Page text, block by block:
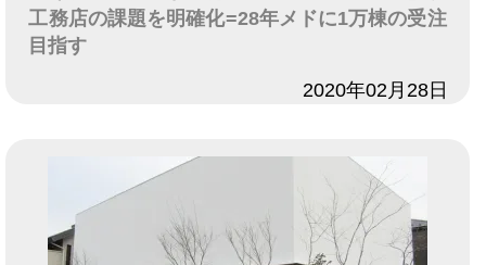
工務店の課題を明確化=28年メドに1万棟の受注
目指す
2020年02月28日